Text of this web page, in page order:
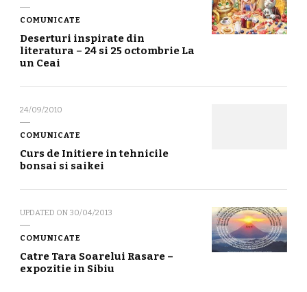
COMUNICATE
Deserturi inspirate din
literatura – 24 si 25 octombrie La
un Ceai
24/09/2010
COMUNICATE
Curs de Initiere in tehnicile
bonsai si saikei
UPDATED ON 30/04/2013
COMUNICATE
Catre Tara Soarelui Rasare –
expozitie in Sibiu